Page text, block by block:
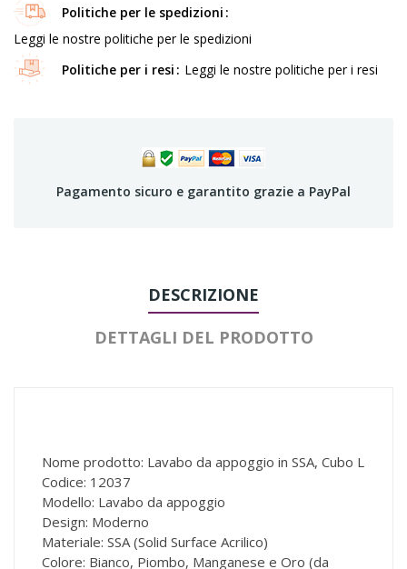
Politiche per le spedizioni
Leggi le nostre politiche per le spedizioni
Politiche per i resi
Leggi le nostre politiche per i resi
Pagamento sicuro e garantito grazie a PayPal
DESCRIZIONE
DETTAGLI DEL PRODOTTO
Nome prodotto: Lavabo da appoggio in SSA, Cubo L
Codice: 12037
Modello: Lavabo da appoggio
Design: Moderno
Materiale: SSA (Solid Surface Acrilico)
Colore: Bianco, Piombo, Manganese e Oro (da